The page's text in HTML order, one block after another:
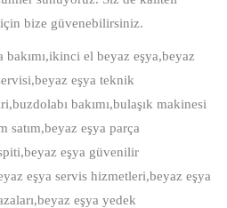
bize güvenebilirsiniz.
el beyaz eşya,beyaz
eşya teknik
bakımı,bulaşık makinesi
satım,beyaz eşya parça
eşya güvenilir
eşya servis hizmetleri,beyaz eşya
eşya yedek